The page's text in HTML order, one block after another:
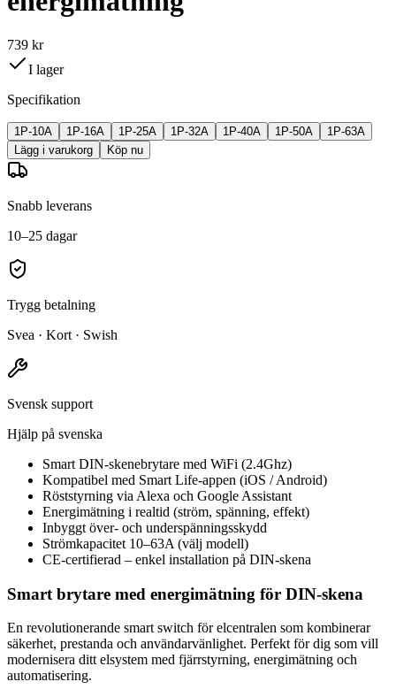
739 kr
I lager
Specifikation
1P-10A 1P-16A 1P-25A 1P-32A 1P-40A 1P-50A
1P-63A
Lägg i varukorg
Köp nu
Snabb leverans
10–25 dagar
Trygg betalning
Svea · Kort · Swish
Svensk support
Hjälp på svenska
Smart DIN-skenebrytare med WiFi (2.4Ghz)
Kompatibel med Smart Life-appen (iOS / Android)
Röststyrning via Alexa och Google Assistant
Energimätning i realtid (ström, spänning, effekt)
Inbyggt över- och underspänningsskydd
Strömkapacitet 10–63A (välj modell)
CE-certifierad – enkel installation på DIN-skena
Smart brytare med energimätning för DIN-skena
En revolutionerande smart switch för elcentralen som kombinerar
säkerhet, prestanda och användarvänlighet. Perfekt för dig som vill
modernisera ditt elsystem med fjärrstyrning, energimätning och
automatisering.